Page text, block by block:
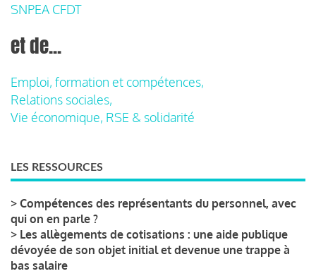
SNPEA CFDT
et de...
Emploi, formation et compétences,
Relations sociales,
Vie économique, RSE & solidarité
LES RESSOURCES
> Compétences des représentants du personnel, avec
qui on en parle ?
> Les allègements de cotisations : une aide publique
dévoyée de son objet initial et devenue une trappe à
bas salaire